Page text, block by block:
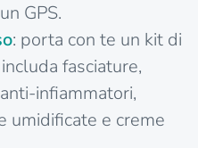
GPS.
: porta con te un kit di
fasciature,
infiammatori,
umidificate e creme